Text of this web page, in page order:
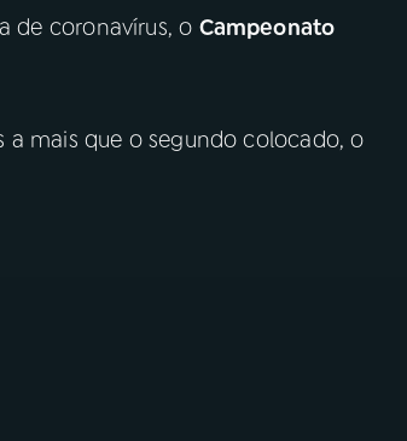
de coronavírus, o Campeonato
mais que o segundo colocado, o